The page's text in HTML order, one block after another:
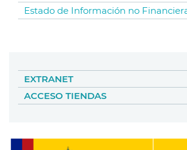
Estado de Información no
EXTRANET
ACCESO TIENDAS